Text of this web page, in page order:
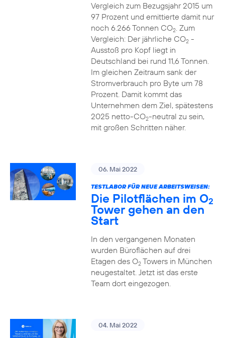
Vergleich zum Bezugsjahr 2015 um
97 Prozent und emittierte damit nur
noch 6.266 Tonnen CO2. Zum
Vergleich: Der jährliche CO2-
Ausstoß pro Kopf liegt in
Deutschland bei rund 11,6 Tonnen.
Im gleichen Zeitraum sank der
Stromverbrauch pro Byte um 78
Prozent. Damit kommt das
Unternehmen dem Ziel, spätestens
2025 netto-CO2-neutral zu sein,
mit großen Schritten näher.
06. Mai 2022
TESTLABOR FÜR NEUE ARBEITSWEISEN:
Die Pilotflächen im O2
Tower gehen an den
Start
In den vergangenen Monaten
wurden Büroflächen auf drei
Etagen des O2Towers in München
neugestaltet. Jetzt ist das erste
Team dort eingezogen.
04. Mai 2022